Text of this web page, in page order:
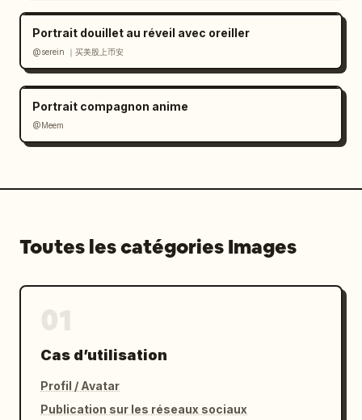
Portrait douillet au réveil avec oreiller
@serein ｜买美股上币安
Portrait compagnon anime
@Meem
Toutes les catégories Images
Cas d’utilisation
Profil / Avatar
Publication sur les réseaux sociaux